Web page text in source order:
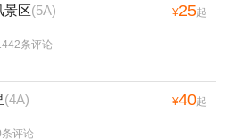
全部点评
区 ¥25起
条评论